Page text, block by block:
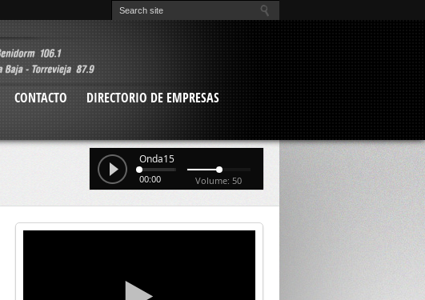
CONTACTO
DIRECTORIO DE EMPRESAS
Onda15
00:00 Volume: 50